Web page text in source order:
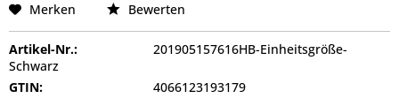
Merken Bewerten
Artikel-Nr.:
201905157616HB-Einheitsgröße-
Schwarz
GTIN:
4066123193179